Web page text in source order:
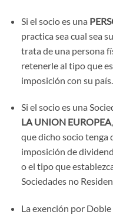
Si el socio es una
practica sea cual sea
trata de una persona
retenerle al tipo que
imposición con su
Si el socio es una
LA UNION EUROPEA
que dicho socio tenga
imposición de
o el tipo que
Sociedades no
La exención por